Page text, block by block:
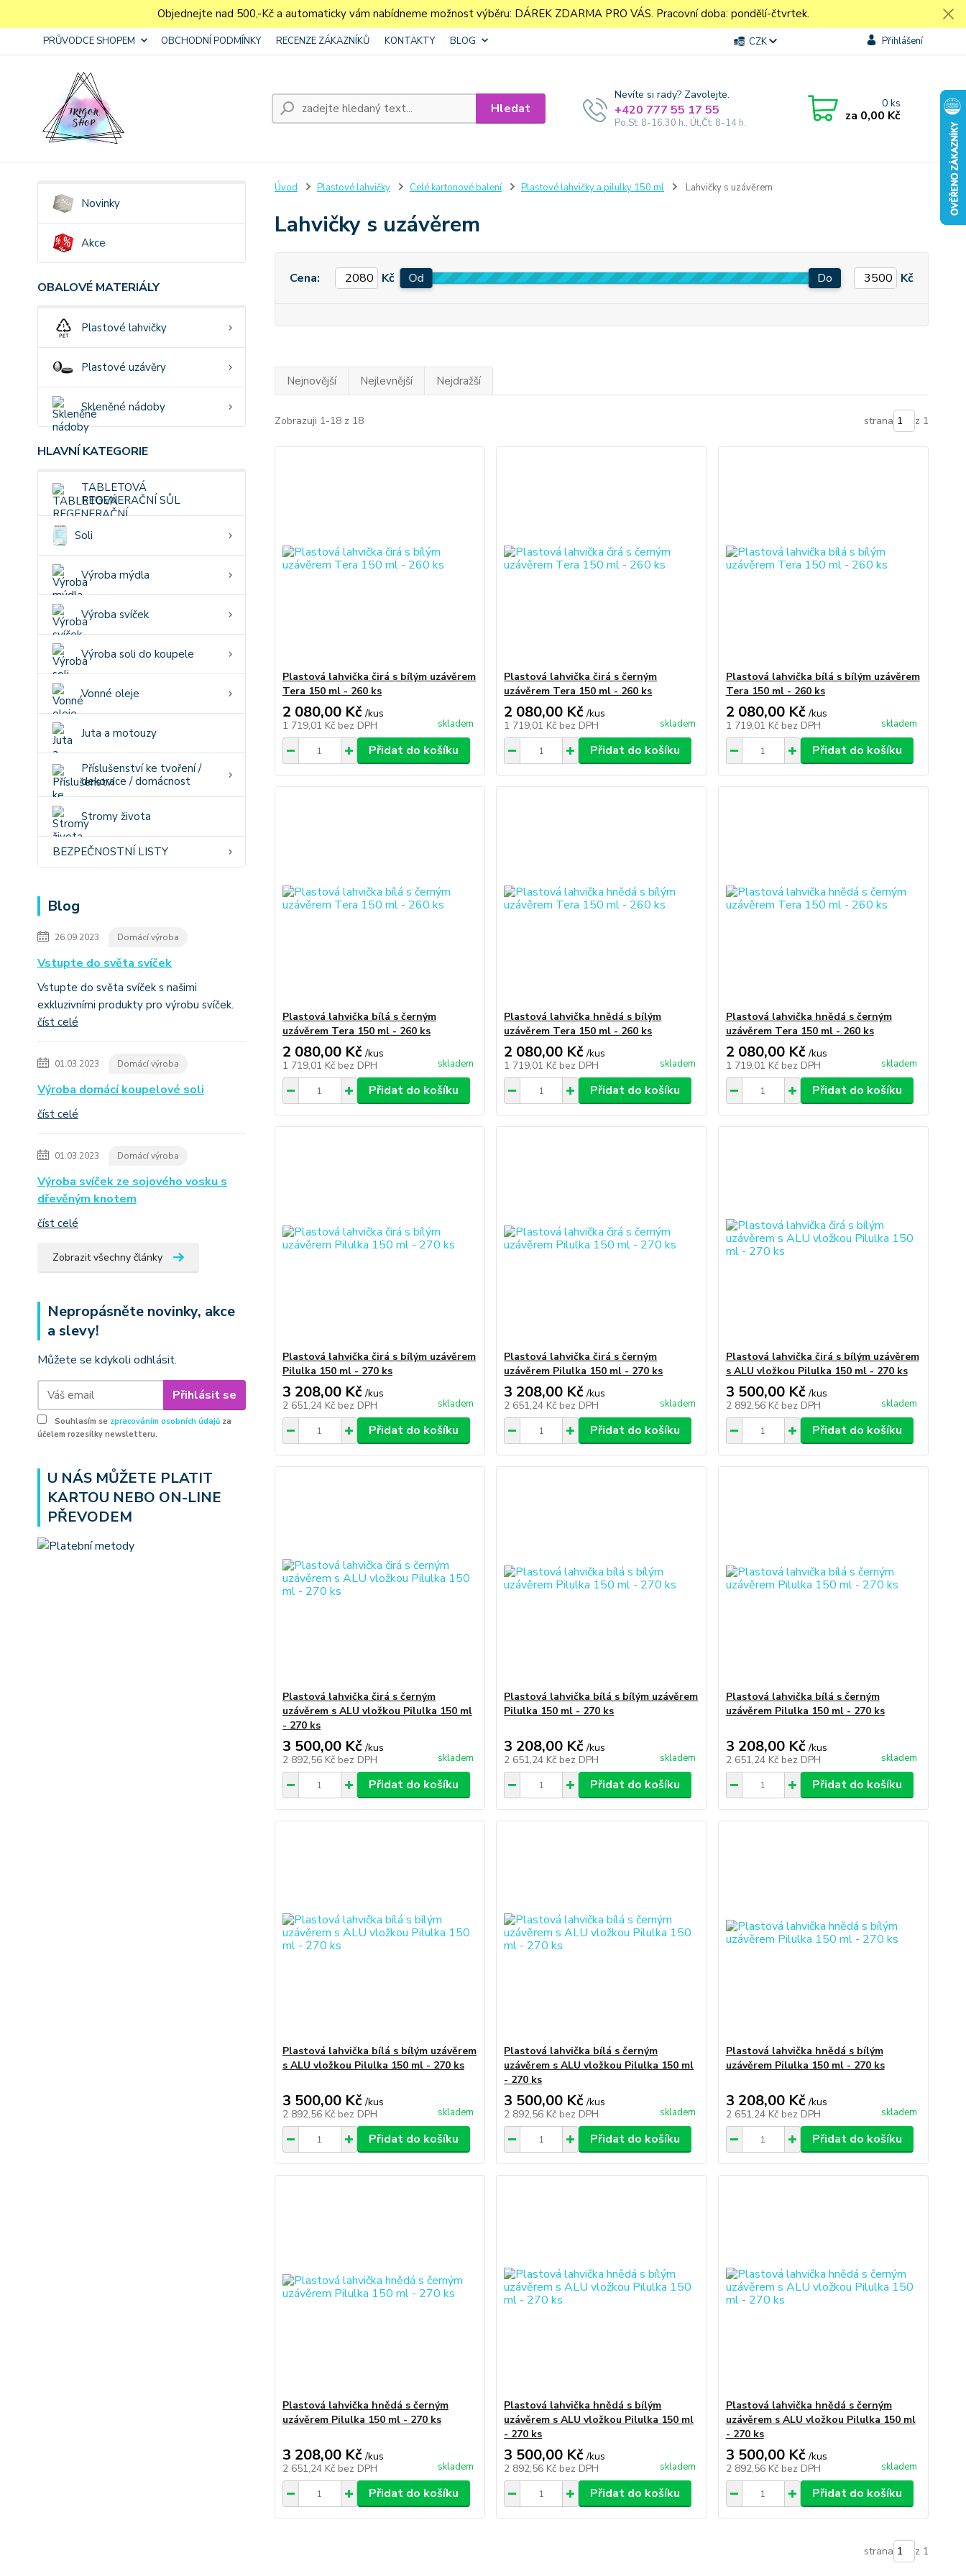
Objednejte nad 500,-Kč a automaticky vám nabídneme možnost výběru: DÁREK ZDARMA PRO VÁS. Pracovní doba: pondělí-čtvrtek.
PRŮVODCE SHOPEM OBCHODNÍ PODMÍNKY RECENZE ZÁKAZNÍKŮ KONTAKTY BLOG CZK Přihlášení
Hledat
Nevíte si rady? Zavolejte.
+420 777 55 17 55
Po,St: 8-16.30 h., Út,Čt: 8-14 h.
0ks
za 0,00 Kč
Novinky
Akce
OBALOVÉ MATERIÁLY
Plastové lahvičky
Plastové uzávěry
Skleněné nádoby
HLAVNÍ KATEGORIE
TABLETOVÁ
REGENERAČNÍ SŮL
Soli
Výroba mýdla
Výroba svíček
Výroba soli do koupele
Vonné oleje
Juta a motouzy
Příslušenství ke tvoření /
dekorace / domácnost
Stromy života
BEZPEČNOSTNÍ LISTY
Blog
26.09.2023 Domácí výroba
Vstupte do světa svíček
Vstupte do světa svíček s našimi
exkluzivními produkty pro výrobu svíček.
číst celé
01.03.2023 Domácí výroba
Výroba domácí koupelové soli
číst celé
01.03.2023 Domácí výroba
Výroba svíček ze sojového vosku s
dřevěným knotem
číst celé
Zobrazit všechny články
Nepropásněte novinky, akce
a slevy!
Můžete se kdykoli odhlásit.
Přihlásit se
Souhlasím se zpracováním osobních údajů za
účelem rozesílky newsletteru.
U NÁS MŮŽETE PLATIT
KARTOU NEBO ON-LINE
PŘEVODEM
Úvod Plastové lahvičky Celé kartonové balení Plastové lahvičky a pilulky 150 ml Lahvičky s uzávěrem
Lahvičky s uzávěrem
Cena: Kč Od Do Kč
Nejnovější Nejlevnější Nejdražší
Zobrazuji 1-18 z 18 strana z 1
Plastová lahvička čirá s bílým uzávěrem
Tera 150 ml - 260 ks
2 080,00 Kč /kus
1 719,01 Kč bez DPH skladem
Přidat do košíku
Plastová lahvička čirá s černým
uzávěrem Tera 150 ml - 260 ks
2 080,00 Kč /kus
1 719,01 Kč bez DPH skladem
Přidat do košíku
Plastová lahvička bílá s bílým uzávěrem
Tera 150 ml - 260 ks
2 080,00 Kč /kus
1 719,01 Kč bez DPH skladem
Přidat do košíku
Plastová lahvička bílá s černým
uzávěrem Tera 150 ml - 260 ks
2 080,00 Kč /kus
1 719,01 Kč bez DPH skladem
Přidat do košíku
Plastová lahvička hnědá s bílým
uzávěrem Tera 150 ml - 260 ks
2 080,00 Kč /kus
1 719,01 Kč bez DPH skladem
Přidat do košíku
Plastová lahvička hnědá s černým
uzávěrem Tera 150 ml - 260 ks
2 080,00 Kč /kus
1 719,01 Kč bez DPH skladem
Přidat do košíku
Plastová lahvička čirá s bílým uzávěrem
Pilulka 150 ml - 270 ks
3 208,00 Kč /kus
2 651,24 Kč bez DPH skladem
Přidat do košíku
Plastová lahvička čirá s černým
uzávěrem Pilulka 150 ml - 270 ks
3 208,00 Kč /kus
2 651,24 Kč bez DPH skladem
Přidat do košíku
Plastová lahvička čirá s bílým uzávěrem
s ALU vložkou Pilulka 150 ml - 270 ks
3 500,00 Kč /kus
2 892,56 Kč bez DPH skladem
Přidat do košíku
Plastová lahvička čirá s černým
uzávěrem s ALU vložkou Pilulka 150 ml
- 270 ks
3 500,00 Kč /kus
2 892,56 Kč bez DPH skladem
Přidat do košíku
Plastová lahvička bílá s bílým uzávěrem
Pilulka 150 ml - 270 ks
3 208,00 Kč /kus
2 651,24 Kč bez DPH skladem
Přidat do košíku
Plastová lahvička bílá s černým
uzávěrem Pilulka 150 ml - 270 ks
3 208,00 Kč /kus
2 651,24 Kč bez DPH skladem
Přidat do košíku
Plastová lahvička bílá s bílým uzávěrem
s ALU vložkou Pilulka 150 ml - 270 ks
3 500,00 Kč /kus
2 892,56 Kč bez DPH skladem
Přidat do košíku
Plastová lahvička bílá s černým
uzávěrem s ALU vložkou Pilulka 150 ml
- 270 ks
3 500,00 Kč /kus
2 892,56 Kč bez DPH skladem
Přidat do košíku
Plastová lahvička hnědá s bílým
uzávěrem Pilulka 150 ml - 270 ks
3 208,00 Kč /kus
2 651,24 Kč bez DPH skladem
Přidat do košíku
Plastová lahvička hnědá s černým
uzávěrem Pilulka 150 ml - 270 ks
3 208,00 Kč /kus
2 651,24 Kč bez DPH skladem
Přidat do košíku
Plastová lahvička hnědá s bílým
uzávěrem s ALU vložkou Pilulka 150 ml
- 270 ks
3 500,00 Kč /kus
2 892,56 Kč bez DPH skladem
Přidat do košíku
Plastová lahvička hnědá s černým
uzávěrem s ALU vložkou Pilulka 150 ml
- 270 ks
3 500,00 Kč /kus
2 892,56 Kč bez DPH skladem
Přidat do košíku
strana z 1